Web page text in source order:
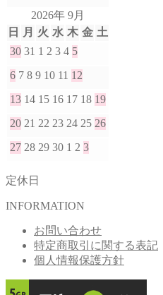
2026年 9月
日
月 火 水 木 金 土
30 31 1 2 3 4 5
6 7 8 9 10 11 12
13 14 15 16 17 18 19
20 21 22 23 24 25 26
27 28 29 30 1 2 3
定休日
INFORMATION
お問い合わせ
特定商取引に関する表記
個人情報保護方針